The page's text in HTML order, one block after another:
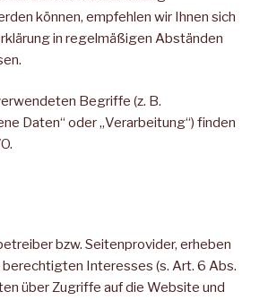
können, empfehlen wir Ihnen sich
in regelmäßigen Abständen
Begriffe (z. B.
Daten“ oder „Verarbeitung“) finden
bzw. Seitenprovider, erheben
Interesses (s. Art. 6 Abs.
über Zugriffe auf die Website und